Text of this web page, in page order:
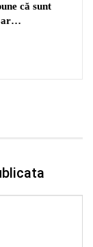
că sunt